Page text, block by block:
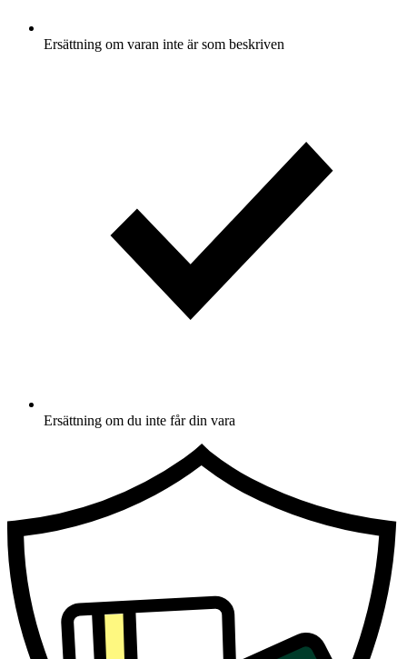
Ersättning om varan inte är som beskriven
Ersättning om du inte får din vara